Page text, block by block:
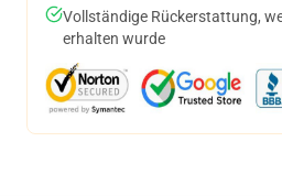
Vollständige Rückerstattung,
erhalten wurde